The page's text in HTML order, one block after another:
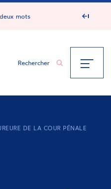
mots
DE LA COUR PÉNALE